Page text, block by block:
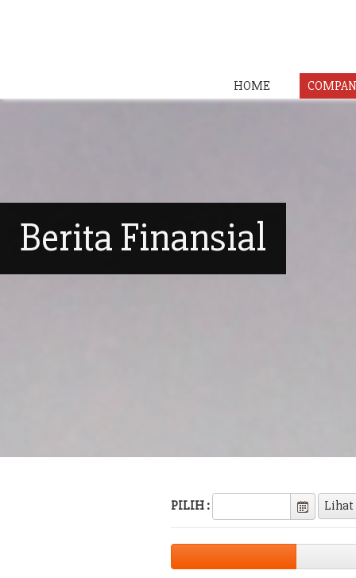
HOME
Berita Finansial
PILIH :